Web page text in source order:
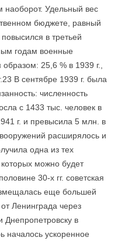
наоборот. Удельный вес
бюджете, равный
в третьей
годам военные
25,6 % в 1939 г.,
В сентябре 1939 г. была
численность
с 1433 тыс. человек в
г. и превысила 5 млн. в
расширялось и
одна из тех
можно будет
30-х гг. советская
еще большей
Ленинграда через
Днепропетровску в
началось ускоренное